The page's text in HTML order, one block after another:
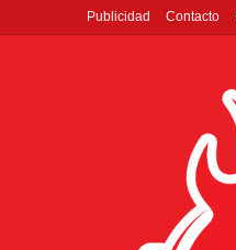
Publicidad Contacto